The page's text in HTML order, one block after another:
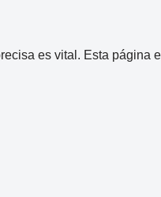
es vital. Esta página